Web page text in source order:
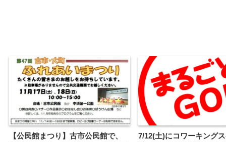
【公民館まつり】古市公民館で、
7/12(土)にコワーキング